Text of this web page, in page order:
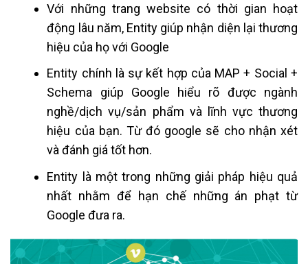
Với những trang website có thời gian hoạt
động lâu năm, Entity giúp nhận diện lại thương
hiệu của họ với Google
Entity chính là sự kết hợp của MAP + Social +
Schema giúp Google hiểu rõ được ngành
nghề/dịch vụ/sản phẩm và lĩnh vực thương
hiệu của bạn. Từ đó google sẽ cho nhận xét
và đánh giá tốt hơn.
Entity là một trong những giải pháp hiệu quả
nhất nhằm để hạn chế những án phạt từ
Google đưa ra.